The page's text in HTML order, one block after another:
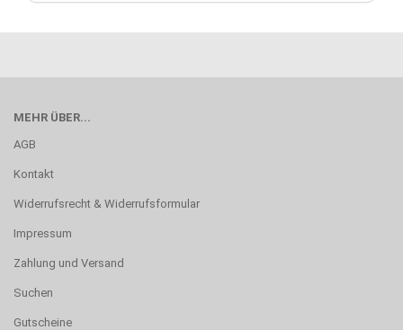
MEHR ÜBER...
AGB
Kontakt
Widerrufsrecht & Widerrufsformular
Impressum
Zahlung und Versand
Suchen
Gutscheine